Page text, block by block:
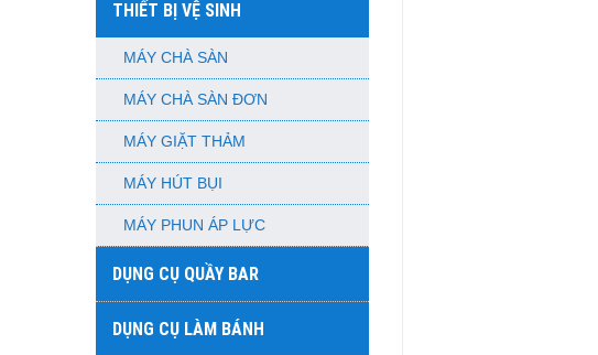
THIẾT BỊ VỆ SINH
MÁY CHÀ SÀN
MÁY CHÀ SÀN ĐƠN
MÁY GIẶT THẢM
MÁY HÚT BỤI
MÁY PHUN ÁP LỰC
DỤNG CỤ QUẦY BAR
DỤNG CỤ LÀM BÁNH